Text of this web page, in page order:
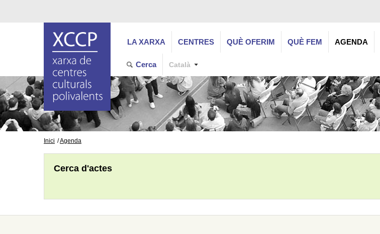
LA XARXA CENTRES QUÈ OFERIM QUÈ FEM AGENDA
Cerca Català
Inici Agenda
Cerca d'actes